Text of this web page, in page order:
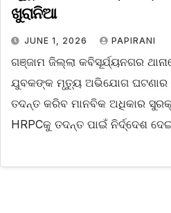
ଖୁରାନିଆ
JUNE 1, 2026 PAPIRANI
ଗଞ୍ଜାମ ଜିଲ୍ଲା କବିସୂର୍ଯ୍ୟନଗର
ଯୁବକଙ୍କ ମୃତ୍ୟୁ ଅଭିଯୋଗ ଘଟଣାର
ତଦନ୍ତ କରିବ ମାନବିକ ଅଧିକାର
HRPCକୁ ତଦନ୍ତ ପାଇଁ ନିର୍ଦ୍ଦେଶ